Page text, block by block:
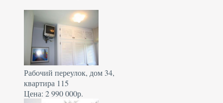
Рабочий переулок, дом 34,
квартира 115
Цена: 2 990 000р.